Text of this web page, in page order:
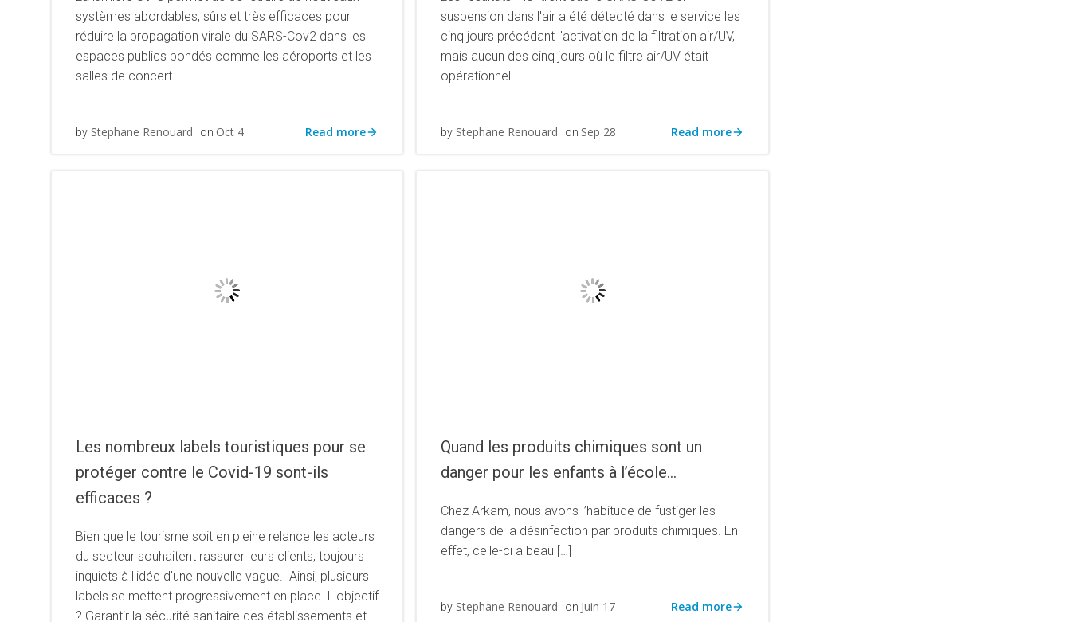
systèmes abordables, sûrs et très efficaces pour
réduire la propagation virale du SARS-Cov2 dans les
espaces publics bondés comme les aéroports et les
salles de concert.
by Stephane Renouard on Oct 4 Read more
suspension dans l'air a été détecté dans le service les
cinq jours précédant l'activation de la filtration air/UV,
mais aucun des cinq jours où le filtre air/UV était
opérationnel.
by Stephane Renouard on Sep 28 Read more
Les nombreux labels touristiques pour se
protéger contre le Covid-19 sont-ils
efficaces ?
Bien que le tourisme soit en pleine relance les acteurs
du secteur souhaitent rassurer leurs clients, toujours
inquiets à l'idée d'une nouvelle vague. Ainsi, plusieurs
labels se mettent progressivement en place. L'objectif
? Garantir la sécurité sanitaire des établissements et
Quand les produits chimiques sont un
danger pour les enfants à l’école…
Chez Arkam, nous avons l’habitude de fustiger les
dangers de la désinfection par produits chimiques. En
effet, celle-ci a beau […]
by Stephane Renouard on Juin 17 Read more